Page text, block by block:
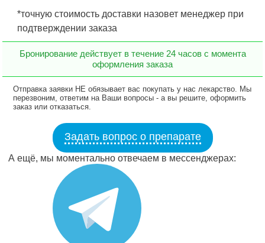
*точную стоимость доставки назовет менеджер при
подтверждении заказа
Бронирование действует в течение 24 часов с момента
оформления заказа
Отправка заявки НЕ обязывает вас покупать у нас лекарство. Мы
перезвоним, ответим на Ваши вопросы - а вы решите, оформить
заказ или отказаться.
Задать вопрос о препарате
А ещё, мы моментально отвечаем в мессенджерах: